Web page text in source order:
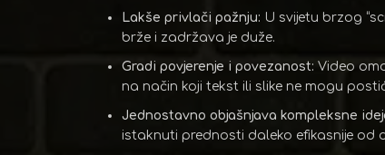
Lakše privlači pažnju: U svijetu brzog
brže i zadržava je duže.
Gradi povjerenje i povezanost: Video
na način koji tekst ili slike ne mogu
Jednostavno objašnjava kompleksne
istaknuti prednosti daleko efikasnije